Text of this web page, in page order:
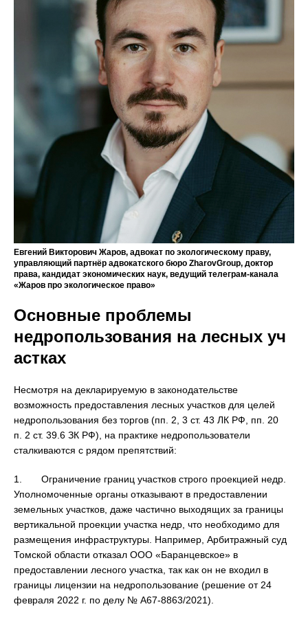
Евгений Викторович Жаров, адвокат по экологическому праву,
управляющий партнёр адвокатского бюро ZharovGroup, доктор
права, кандидат экономических наук, ведущий телеграм-канала
«Жаров про экологическое право»
Основные проблемы
недропользования на лесных уч
астках
Несмотря на декларируемую в законодательстве
возможность предоставления лесных участков для целей
недропользования без торгов (пп. 2, 3 ст. 43 ЛК РФ, пп. 20
п. 2 ст. 39.6 ЗК РФ), на практике недропользователи
сталкиваются с рядом препятствий:
1. Ограничение границ участков строго проекцией недр.
Уполномоченные органы отказывают в предоставлении
земельных участков, даже частично выходящих за границы
вертикальной проекции участка недр, что необходимо для
размещения инфраструктуры. Например, Арбитражный суд
Томской области отказал ООО «Баранцевское» в
предоставлении лесного участка, так как он не входил в
границы лицензии на недропользование (решение от 24
февраля 2022 г. по делу № А67-8863/2021).